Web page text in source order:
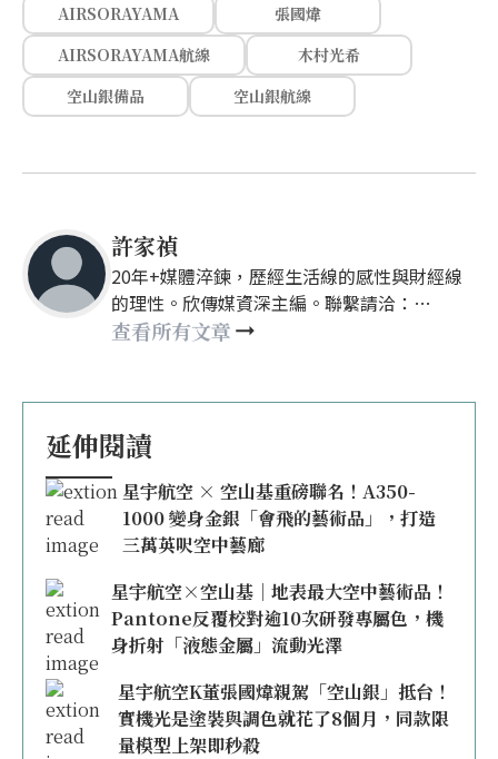
AIRSORAYAMA
張國煒
AIRSORAYAMA航線
木村光希
空山銀備品
空山銀航線
許家禎
20年+媒體淬鍊，歷經生活線的感性與財經線
的理性。欣傳媒資深主編。聯繫請洽：
nellyhsu@xinmedia.com
查看所有文章
延伸閱讀
星宇航空 × 空山基重磅聯名！A350-
1000 變身金銀「會飛的藝術品」，打造
三萬英呎空中藝廊
星宇航空×空山基｜地表最大空中藝術品！
Pantone反覆校對逾10次研發專屬色，機
身折射「液態金屬」流動光澤
星宇航空K董張國煒親駕「空山銀」抵台！
實機光是塗裝與調色就花了8個月，同款限
量模型上架即秒殺